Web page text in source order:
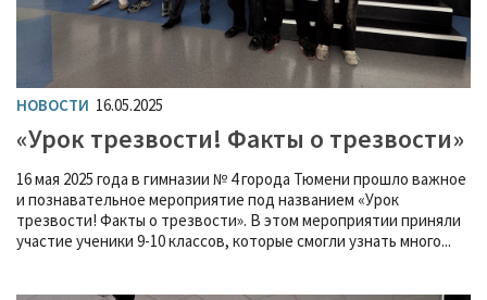
НОВОСТИ 16.05.2025
«Урок трезвости! Факты о трезвости»
16 мая 2025 года в гимназии № 4 города Тюмени прошло важное
и познавательное мероприятие под названием «Урок
трезвости! Факты о трезвости». В этом мероприятии приняли
участие ученики 9-10 классов, которые смогли узнать много...